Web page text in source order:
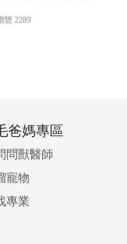
覽 2289
爸媽專區
問獸醫師
寵物
專業